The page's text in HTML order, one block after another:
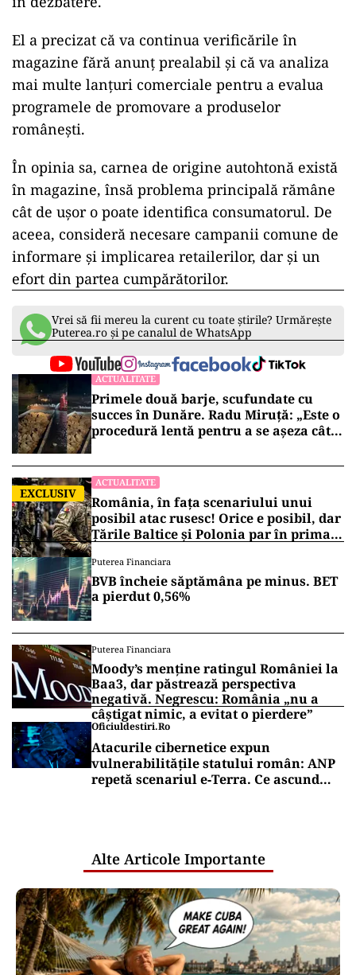
El a precizat că va continua verificările în
magazine fără anunț prealabil și că va analiza
mai multe lanțuri comerciale pentru a evalua
programele de promovare a produselor
românești.
În opinia sa, carnea de origine autohtonă există
în magazine, însă problema principală rămâne
cât de ușor o poate identifica consumatorul. De
aceea, consideră necesare campanii comune de
informare și implicarea retailerilor, dar și un
efort din partea cumpărătorilor.
Vrei să fii mereu la curent cu toate știrile? Urmărește
Puterea.ro și pe canalul de WhatsApp
ACTUALITATE
Primele două barje, scufundate cu
succes în Dunăre. Radu Miruță: „Este o
procedură lentă pentru a se așeza cât
EXCLUSIV
ACTUALITATE
România, în fața scenariului unui
posibil atac rusesc! Orice e posibil, dar
Țările Baltice și Polonia par în prima
Puterea Financiara
BVB încheie săptămâna pe minus. BET
a pierdut 0,56%
Puterea Financiara
Moody’s menține ratingul României la
Baa3, dar păstrează perspectiva
negativă. Negrescu: România „nu a
câștigat nimic, a evitat o pierdere”
Oficiuldestiri.ro
Atacurile cibernetice expun
vulnerabilitățile statului român: ANP
repetă scenariul e‑Terra. Ce ascund
Alte Articole Importante